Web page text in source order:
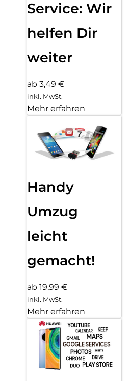
Service: Wir
helfen Dir
weiter
ab 3,49 €
inkl. MwSt.
Mehr erfahren
Handy
Umzug
leicht
gemacht!
ab 19,99 €
inkl. MwSt.
Mehr erfahren